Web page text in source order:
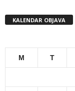
KALENDAR OBJAVA
M T